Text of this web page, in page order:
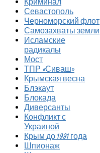
Севастополь
Черноморский флот
Самозахваты земли
Исламские
радикалы
Мост
ТПР «Сиваш»
Крымская весна
Блэкаут
Блокада
Диверсанты
Конфликт с
Украиной
Крым до 1991 года
Шпионаж